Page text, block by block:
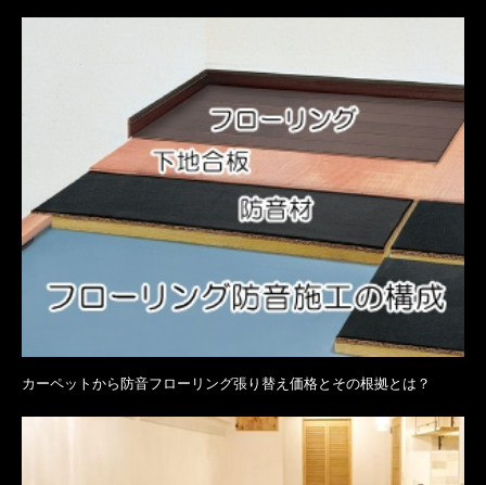
カーペットから防音フローリング張り替え価格とその根拠とは？